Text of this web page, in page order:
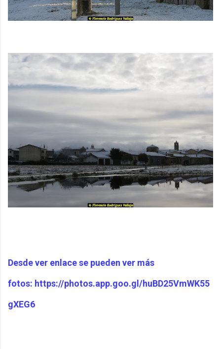
Desde ver enlace se pueden ver más
fotos: https://photos.app.goo.gl/huBD25VmWK55
gXEG6